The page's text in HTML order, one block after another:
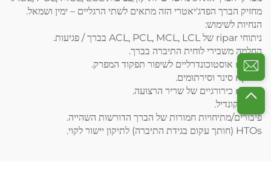
מחזיק הברך הפדג'יאטרי הזה מתאים לשתי הרגליים – ימין ושמאל.
הנחיות לשימוש:
ניתוחי ripar של ACL, PCL, MCL, LCL בברך / פגיעות.
החלמה משבירי לוחית התיברה בברך.
ripars אוסטוכונדרליים לשיפור תפקוד המפרק.
ripars סינר וסירתומים.
ripars כירורגיים של שריר הרצועה.
שבירי קונדיל.
פיבורים/מתיחויות חמורות של הברך הדורשות השהייה.
HTOs (חותך עקום בגידת התיברה) לתיקון יישור לקוי.